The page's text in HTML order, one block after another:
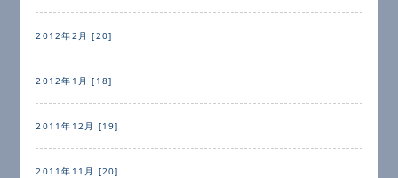
2012年2月 [20]
2012年1月 [18]
2011年12月 [19]
2011年11月 [20]